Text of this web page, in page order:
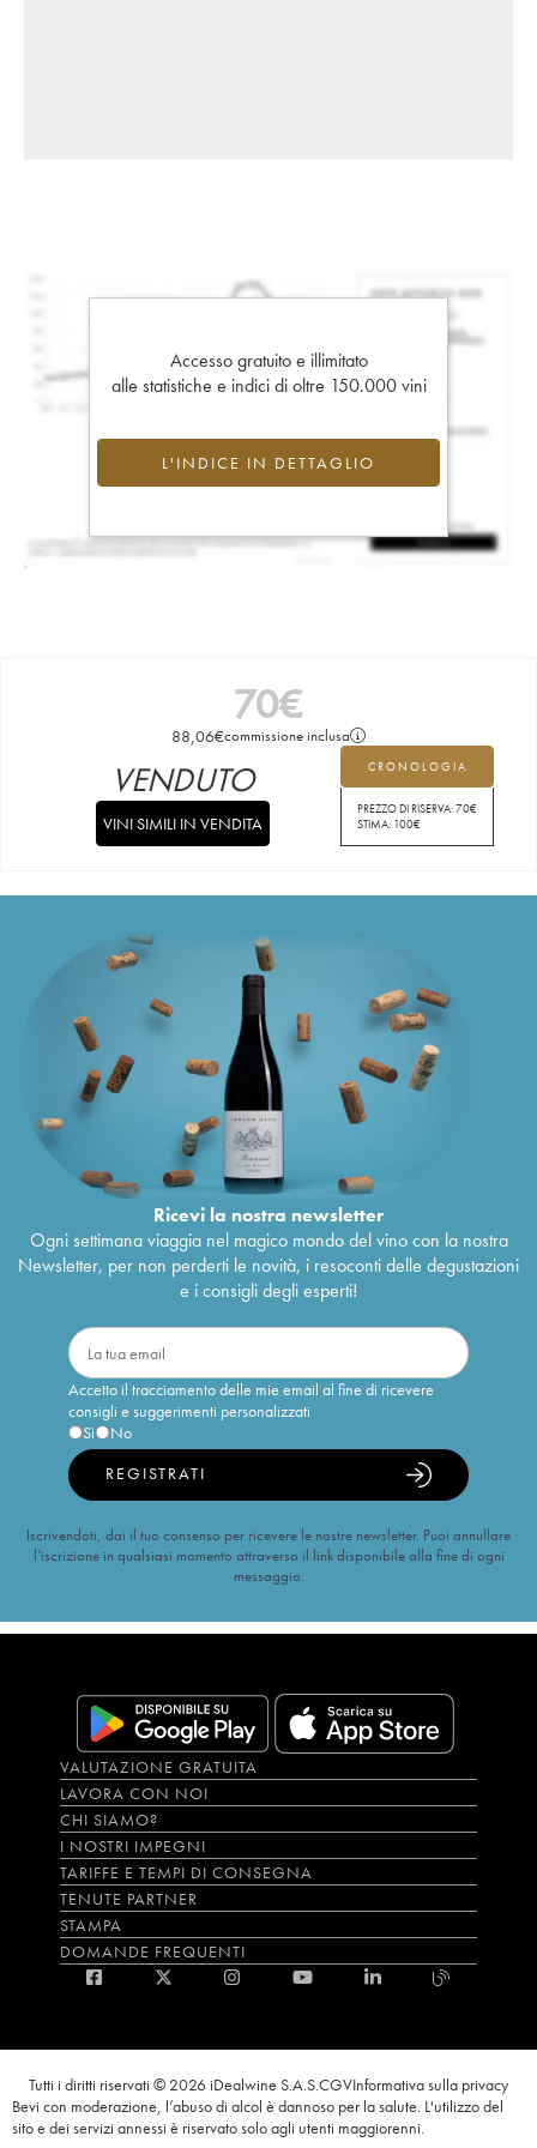
Accesso gratuito e illimitato
alle statistiche e indici di oltre 150.000 vini
L'INDICE IN DETTAGLIO
70€
88,06€commissione inclusa
CRONOLOGIA
PREZZO DI RISERVA:70€
STIMA: 100€
VENDUTO
VINI SIMILI IN VENDITA
Ricevi la nostra newsletter
Ogni settimana viaggia nel magico mondo del vino con la nostra
Newsletter, per non perderti le novità, i resoconti delle degustazioni
e i consigli degli esperti!
Accetto il tracciamento delle mie email al fine di ricevere
consigli e suggerimenti personalizzati
Sì
No
REGISTRATI
Iscrivendoti, dai il tuo consenso per ricevere le nostre newsletter. Puoi annullare
l’iscrizione in qualsiasi momento attraverso il link disponibile alla fine di ogni
messaggio.
VALUTAZIONE GRATUITA
LAVORA CON NOI
CHI SIAMO?
I NOSTRI IMPEGNI
TARIFFE E TEMPI DI CONSEGNA
TENUTE PARTNER
STAMPA
DOMANDE FREQUENTI
Tutti i diritti riservati © 2026 iDealwine S.A.S.CGVInformativa sulla privacy
Bevi con moderazione, l’abuso di alcol è dannoso per la salute. L'utilizzo del
sito e dei servizi annessi è riservato solo agli utenti maggiorenni.